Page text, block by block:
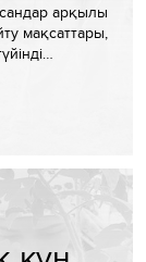
сандар арқылы
мақсаттары,